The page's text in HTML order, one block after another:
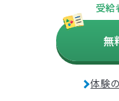
発達障害とは
個人情報保護方針
受給
無
体験
巣鴨教室
JR山手線・都営三田線「巣鴨駅
LITALICOジュニア
池袋東口教室